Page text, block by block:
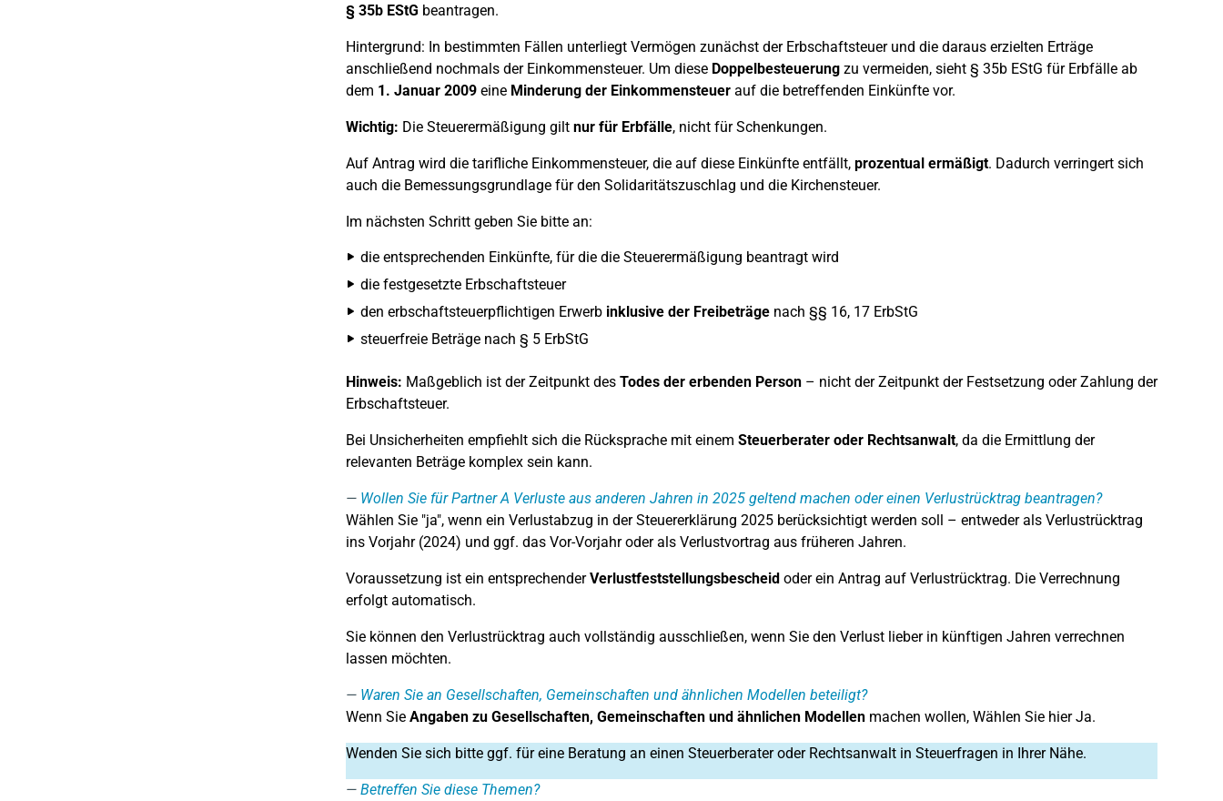
§ 35b EStG beantragen.
Hintergrund: In bestimmten Fällen unterliegt Vermögen zunächst der Erbschaftsteuer und die daraus erzielten Erträge
anschließend nochmals der Einkommensteuer. Um diese Doppelbesteuerungzu vermeiden, sieht § 35b EStG für Erbfälle ab
dem 1. Januar 2009eine Minderung der Einkommensteuerauf die betreffenden Einkünfte vor.
Wichtig: Die Steuerermäßigung gilt nur für Erbfälle, nicht für Schenkungen.
Auf Antrag wird die tarifliche Einkommensteuer, die auf diese Einkünfte entfällt, prozentual ermäßigt. Dadurch verringert sich
auch die Bemessungsgrundlage für den Solidaritätszuschlag und die Kirchensteuer.
Im nächsten Schritt geben Sie bitte an:
die entsprechenden Einkünfte, für die die Steuerermäßigung beantragt wird
die festgesetzte Erbschaftsteuer
den erbschaftsteuerpflichtigen Erwerb inklusive der Freibeträgenach §§ 16, 17 ErbStG
steuerfreie Beträge nach § 5 ErbStG
Hinweis: Maßgeblich ist der Zeitpunkt des Todes der erbenden Person– nicht der Zeitpunkt der Festsetzung oder Zahlung der
Erbschaftsteuer.
Bei Unsicherheiten empfiehlt sich die Rücksprache mit einem Steuerberater oder Rechtsanwalt, da die Ermittlung der
relevanten Beträge komplex sein kann.
Wollen Sie für Partner A Verluste aus anderen Jahren in 2025 geltend machen oder einen Verlustrücktrag beantragen?
Wählen Sie "ja", wenn ein Verlustabzug in der Steuererklärung 2025 berücksichtigt werden soll – entweder als Verlustrücktrag
ins Vorjahr (2024) und ggf. das Vor-Vorjahr oder als Verlustvortrag aus früheren Jahren.
Voraussetzung ist ein entsprechenderVerlustfeststellungsbescheidoder ein Antrag auf Verlustrücktrag. Die Verrechnung
erfolgt automatisch.
Sie können den Verlustrücktrag auch vollständig ausschließen, wenn Sie den Verlust lieber in künftigen Jahren verrechnen
lassen möchten.
Waren Sie an Gesellschaften, Gemeinschaften und ähnlichen Modellen beteiligt?
Wenn Sie Angaben zu Gesellschaften, Gemeinschaften und ähnlichen Modellenmachen wollen, Wählen Sie hier Ja.
Wenden Sie sich bitte ggf. für eine Beratung an einen Steuerberater oder Rechtsanwalt in Steuerfragen in Ihrer Nähe.
Betreffen Sie diese Themen?